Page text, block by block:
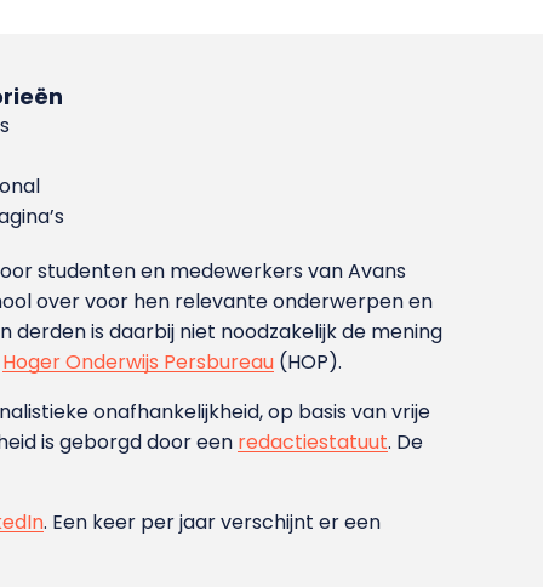
studenten en medewerkers van Avans
over voor hen relevante onderwerpen en
is daarbij niet noodzakelijk de mening
Hoger Onderwijs Persbureau (HOP).
onafhankelijkheid, op basis van vrije
is geborgd door een redactiestatuut. De
. Een keer per jaar verschijnt er een